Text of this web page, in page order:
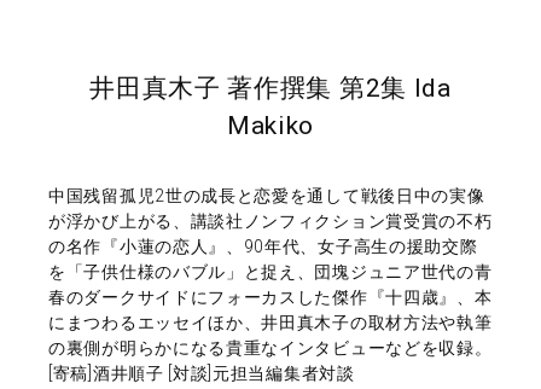
井田真木子 著作撰集 第2集 Ida
Makiko
中国残留孤児2世の成長と恋愛を通して戦後日中の実像
が浮かび上がる、講談社ノンフィクション賞受賞の不朽
の名作『小蓮の恋人』、90年代、女子高生の援助交際
を「子供仕様のバブル」と捉え、団塊ジュニア世代の青
春のダークサイドにフォーカスした傑作『十四歳』、本
にまつわるエッセイほか、井田真木子の取材方法や執筆
の裏側が明らかになる貴重なインタビューなどを収録。
[寄稿]酒井順子 [対談]元担当編集者対談